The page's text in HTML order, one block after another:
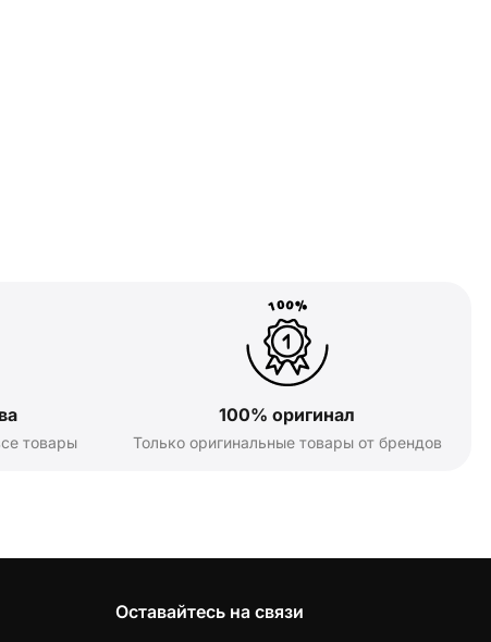
товары
100% оригинал
Только оригинальные товары от брендов
Оставайтесь на связи